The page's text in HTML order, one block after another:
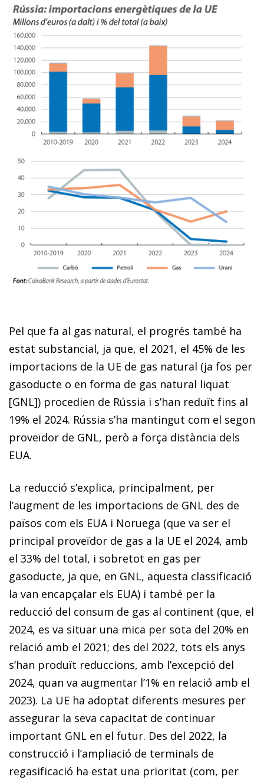
Pel que fa al gas natural, el progrés també ha
estat substancial, ja que, el 2021, el 45% de les
importacions de la UE de gas natural (ja fos per
gasoducte o en forma de gas natural liquat
[GNL]) procedien de Rússia i s’han reduït fins al
19% el 2024. Rússia s’ha mantingut com el segon
proveïdor de GNL, però a força distància dels
EUA.
La reducció s’explica, principalment, per
l’augment de les importacions de GNL des de
països com els EUA i Noruega (que va ser el
principal proveïdor de gas a la UE el 2024, amb
el 33% del total, i sobretot en gas per
gasoducte, ja que, en GNL, aquesta classificació
la van encapçalar els EUA) i també per la
reducció del consum de gas al continent (que, el
2024, es va situar una mica per sota del 20% en
relació amb el 2021; des del 2022, tots els anys
s’han produït reduccions, amb l’excepció del
2024, quan va augmentar l’1% en relació amb el
2023). La UE ha adoptat diferents mesures per
assegurar la seva capacitat de continuar
important GNL en el futur. Des del 2022, la
construcció i l’ampliació de terminals de
regasificació ha estat una prioritat (com, per